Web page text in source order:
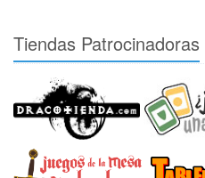
Tiendas Patrocinadoras